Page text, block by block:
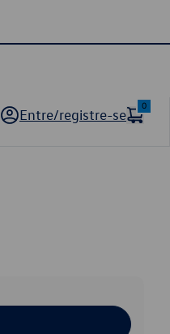
Entre/registre-se
0